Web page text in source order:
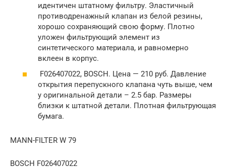
идентичен штатному фильтру. Эластичный
противодренажный клапан из белой резины,
хорошо сохраняющий свою форму. Плотно
уложен фильтрующий элемент из
синтетического материала, и равномерно
вклеен в корпус.
F026407022, BOSCH. Цена — 210 руб. Давление
открытия перепускного клапана чуть выше, чем
у оригинальной детали – 2.5 бар. Размеры
близки к штатной детали. Плотная фильтрующая
бумага.
MANN-FILTER W 79
BOSCH F026407022